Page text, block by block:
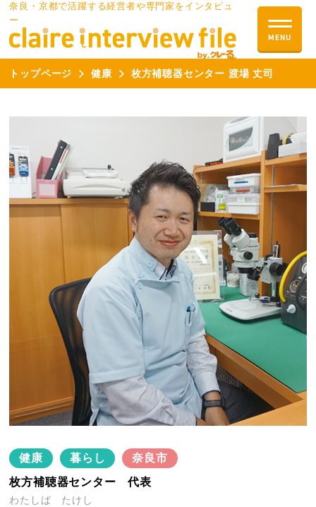
奈良・京都で活躍する経営者や専門家をインタビュ
ー
トップページ 健康 枚方補聴器センター 渡場 丈司
健康 暮らし
奈良市
枚方補聴器センター 代表
わたしば たけし